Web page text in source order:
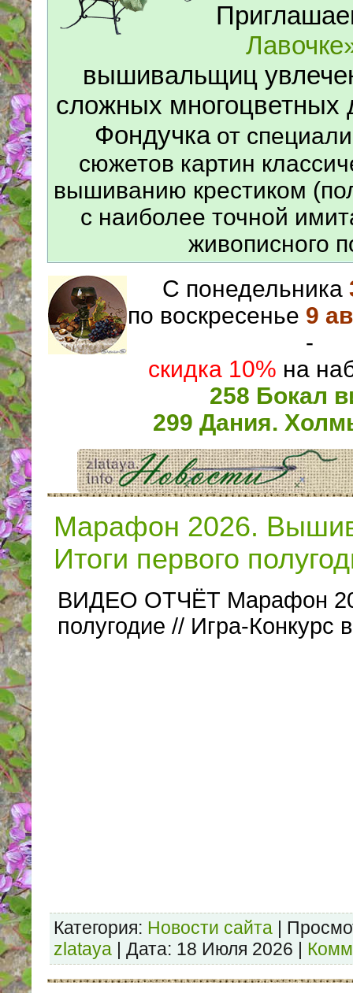
вышивальщиц
сложных многоцветных
Фондучкаот
сюжетов картин
вышиванию крестиком
с наиболее точной
живописного
С понедельника
по воскресенье 9
-
скидка 10% на
258 Бокал
299 Дания.
Марафон 2026.
Итоги первого
ВИДЕО ОТЧЁТ Марафон
полугодие // Игра-
Категория: Новости сайта |
zlataya | Дата: 18 Июля 2026 |